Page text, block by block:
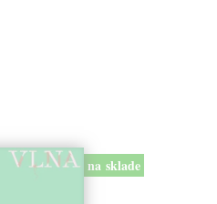
na sklade